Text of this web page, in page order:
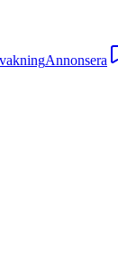
Annonsera